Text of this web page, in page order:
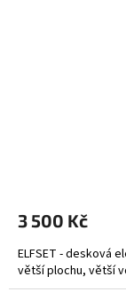
3 500 Kč
ELFSET - desková
větší plochu, větší